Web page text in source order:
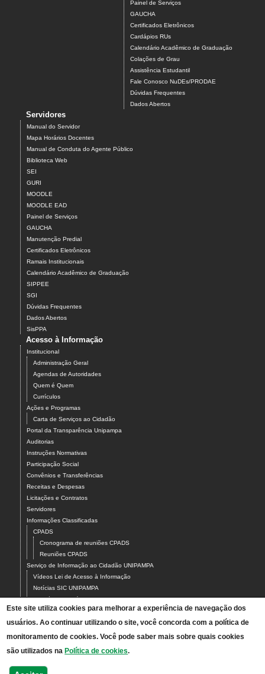
Painel de Serviços
GAUCHA
Certificados Eletrônicos
Cardápios RUs
Calendário Acadêmico de Graduação
Colações de Grau
Assistência Estudantil
Fale Conosco NuDEs/PRODAE
Dúvidas Frequentes
Dados Abertos
Servidores
Manual do Servidor
Mapa Horários Docentes
Manual de Conduta do Agente Público
Biblioteca Web
SEI
GURI
MOODLE
MOODLE EAD
Painel de Serviços
GAUCHA
Manutenção Predial
Certificados Eletrônicos
Ramais Institucionais
Calendário Acadêmico de Graduação
SIPPEE
SGI
Dúvidas Frequentes
Dados Abertos
SisPPA
Acesso à Informação
Institucional
Administração Geral
Agendas de Autoridades
Quem é Quem
Currículos
Ações e Programas
Carta de Serviços ao Cidadão
Portal da Transparência Unipampa
Auditorias
Instruções Normativas
Participação Social
Convênios e Transferências
Receitas e Despesas
Licitações e Contratos
Servidores
Informações Classificadas
CPADS
Cronograma de reuniões CPADS
Reuniões CPADS
Serviço de Informação ao Cidadão UNIPAMPA
Vídeos Lei de Acesso à Informação
Notícias SIC UNIPAMPA
Relatórios Estatísticos SIC UNIPAMPA
Fluxograma SIC UNIPAMPA
Perguntas Frequentes
Dados Abertos
LGPD - Lei Geral de Proteção de Dados Pessoais
Transparência e Prestação de Contas
Este site utiliza cookies para melhorar a experiência de navegação dos
usuários. Ao continuar utilizando o site, você concorda com a política de
monitoramento de cookies. Você pode saber mais sobre quais cookies
são utilizados na Política de cookies.